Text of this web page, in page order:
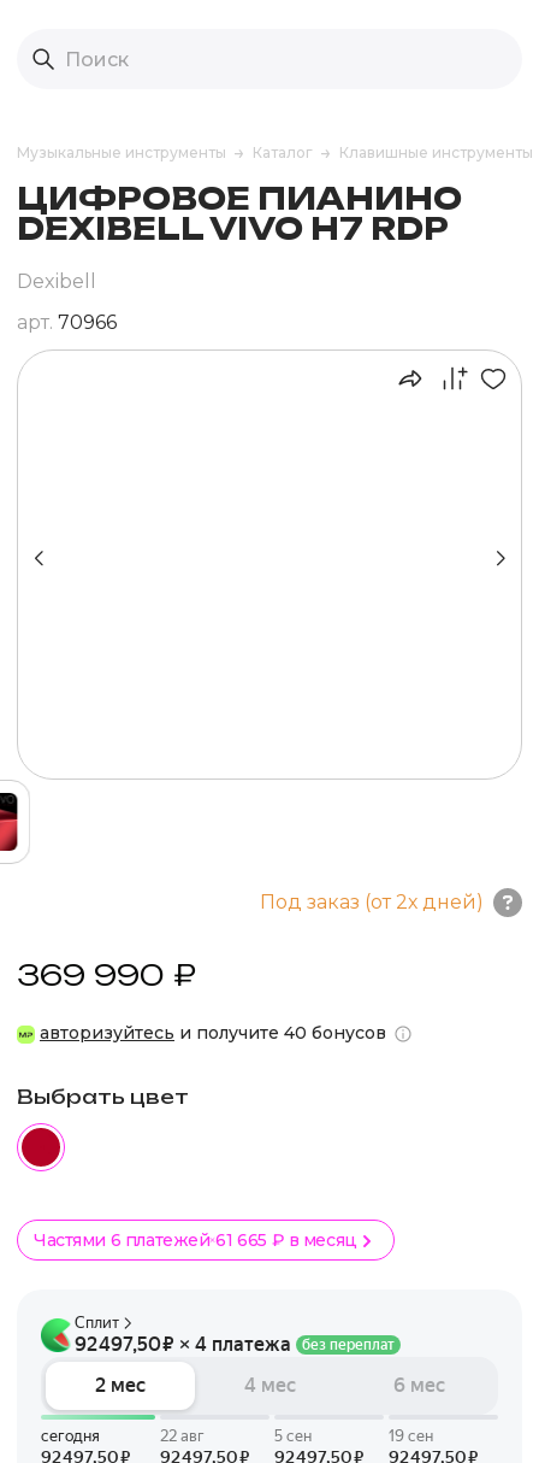
Музыкальные инструменты Каталог Клавишные инструменты
ЦИФРОВОЕ ПИАНИНО
DEXIBELL VIVO H7 RDP
Dexibell
арт. 70966
Под заказ (от 2х дней)
369 990 ₽
авторизуйтесь и получите 40 бонусов
Выбрать цвет
Частями 6 платежей 61 665 ₽ в месяц